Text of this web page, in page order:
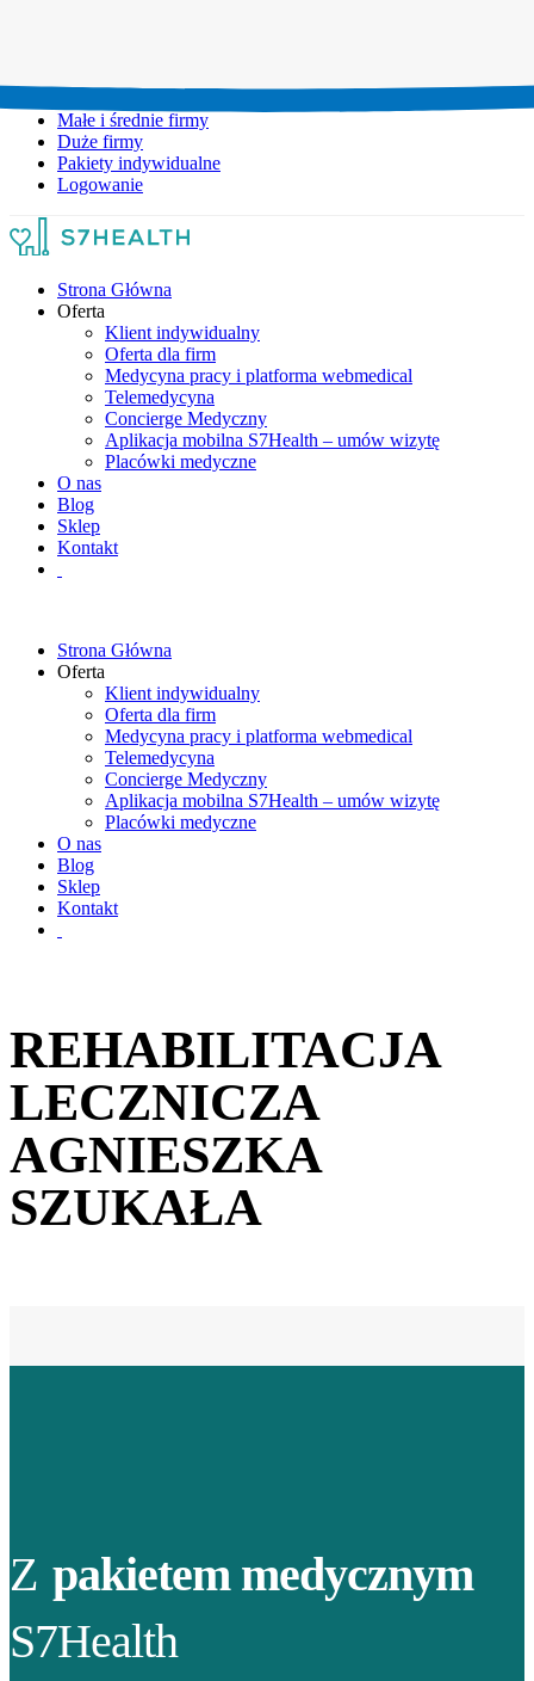
Małe i średnie firmy
Duże firmy
Pakiety indywidualne
Logowanie
Strona Główna
Oferta
Klient indywidualny
Oferta dla firm
Medycyna pracy i platforma webmedical
Telemedycyna
Concierge Medyczny
Aplikacja mobilna S7Health – umów wizytę
Placówki medyczne
O nas
Blog
Sklep
Kontakt
Strona Główna
Oferta
Klient indywidualny
Oferta dla firm
Medycyna pracy i platforma webmedical
Telemedycyna
Concierge Medyczny
Aplikacja mobilna S7Health – umów wizytę
Placówki medyczne
O nas
Blog
Sklep
Kontakt
REHABILITACJA
LECZNICZA
AGNIESZKA
SZUKAŁA
Z pakietem medycznym
S7Health